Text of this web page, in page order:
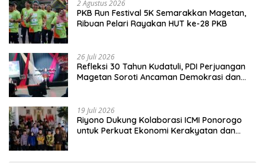
2 Agustus 2026
PKB Run Festival 5K Semarakkan Magetan,
Ribuan Pelari Rayakan HUT ke-28 PKB
26 Juli 2026
Refleksi 30 Tahun Kudatuli, PDI Perjuangan
Magetan Soroti Ancaman Demokrasi dan
19 Juli 2026
Riyono Dukung Kolaborasi ICMI Ponorogo
untuk Perkuat Ekonomi Kerakyatan dan